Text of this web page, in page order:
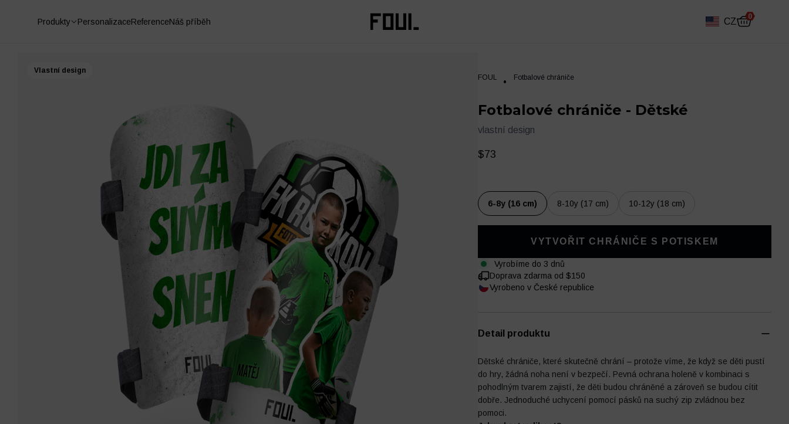
Produkty PersonalizaceReferenceNáš příběh CZ 0
Fotbalové chrániče Ponožky Oblečení Fotbalový deník
Vlastní design
FOUL
Fotbalové chrániče
Fotbalové chrániče - Dětské
vlastní design
$73
6-8y (16 cm) 8-10y (17 cm) 10-12y (18 cm)
VYTVOŘIT CHRÁNIČE S POTISKEM
Vyrobíme do 3 dnů
Doprava zdarma od $150
Vyrobeno v České republice
Detail produktu
Dětské chrániče, které skutečně chrání – protože víme, že když se děti pustí
do hry, žádná noha není v bezpečí. Pevná ochrana holeně v kombinaci s
pohodlným tvarem zajistí, že děti budou chráněné a zároveň se budou cítit
dobře. Jednoduché uchycení pomocí pásků na suchý zip zvládnou bez
pomoci.